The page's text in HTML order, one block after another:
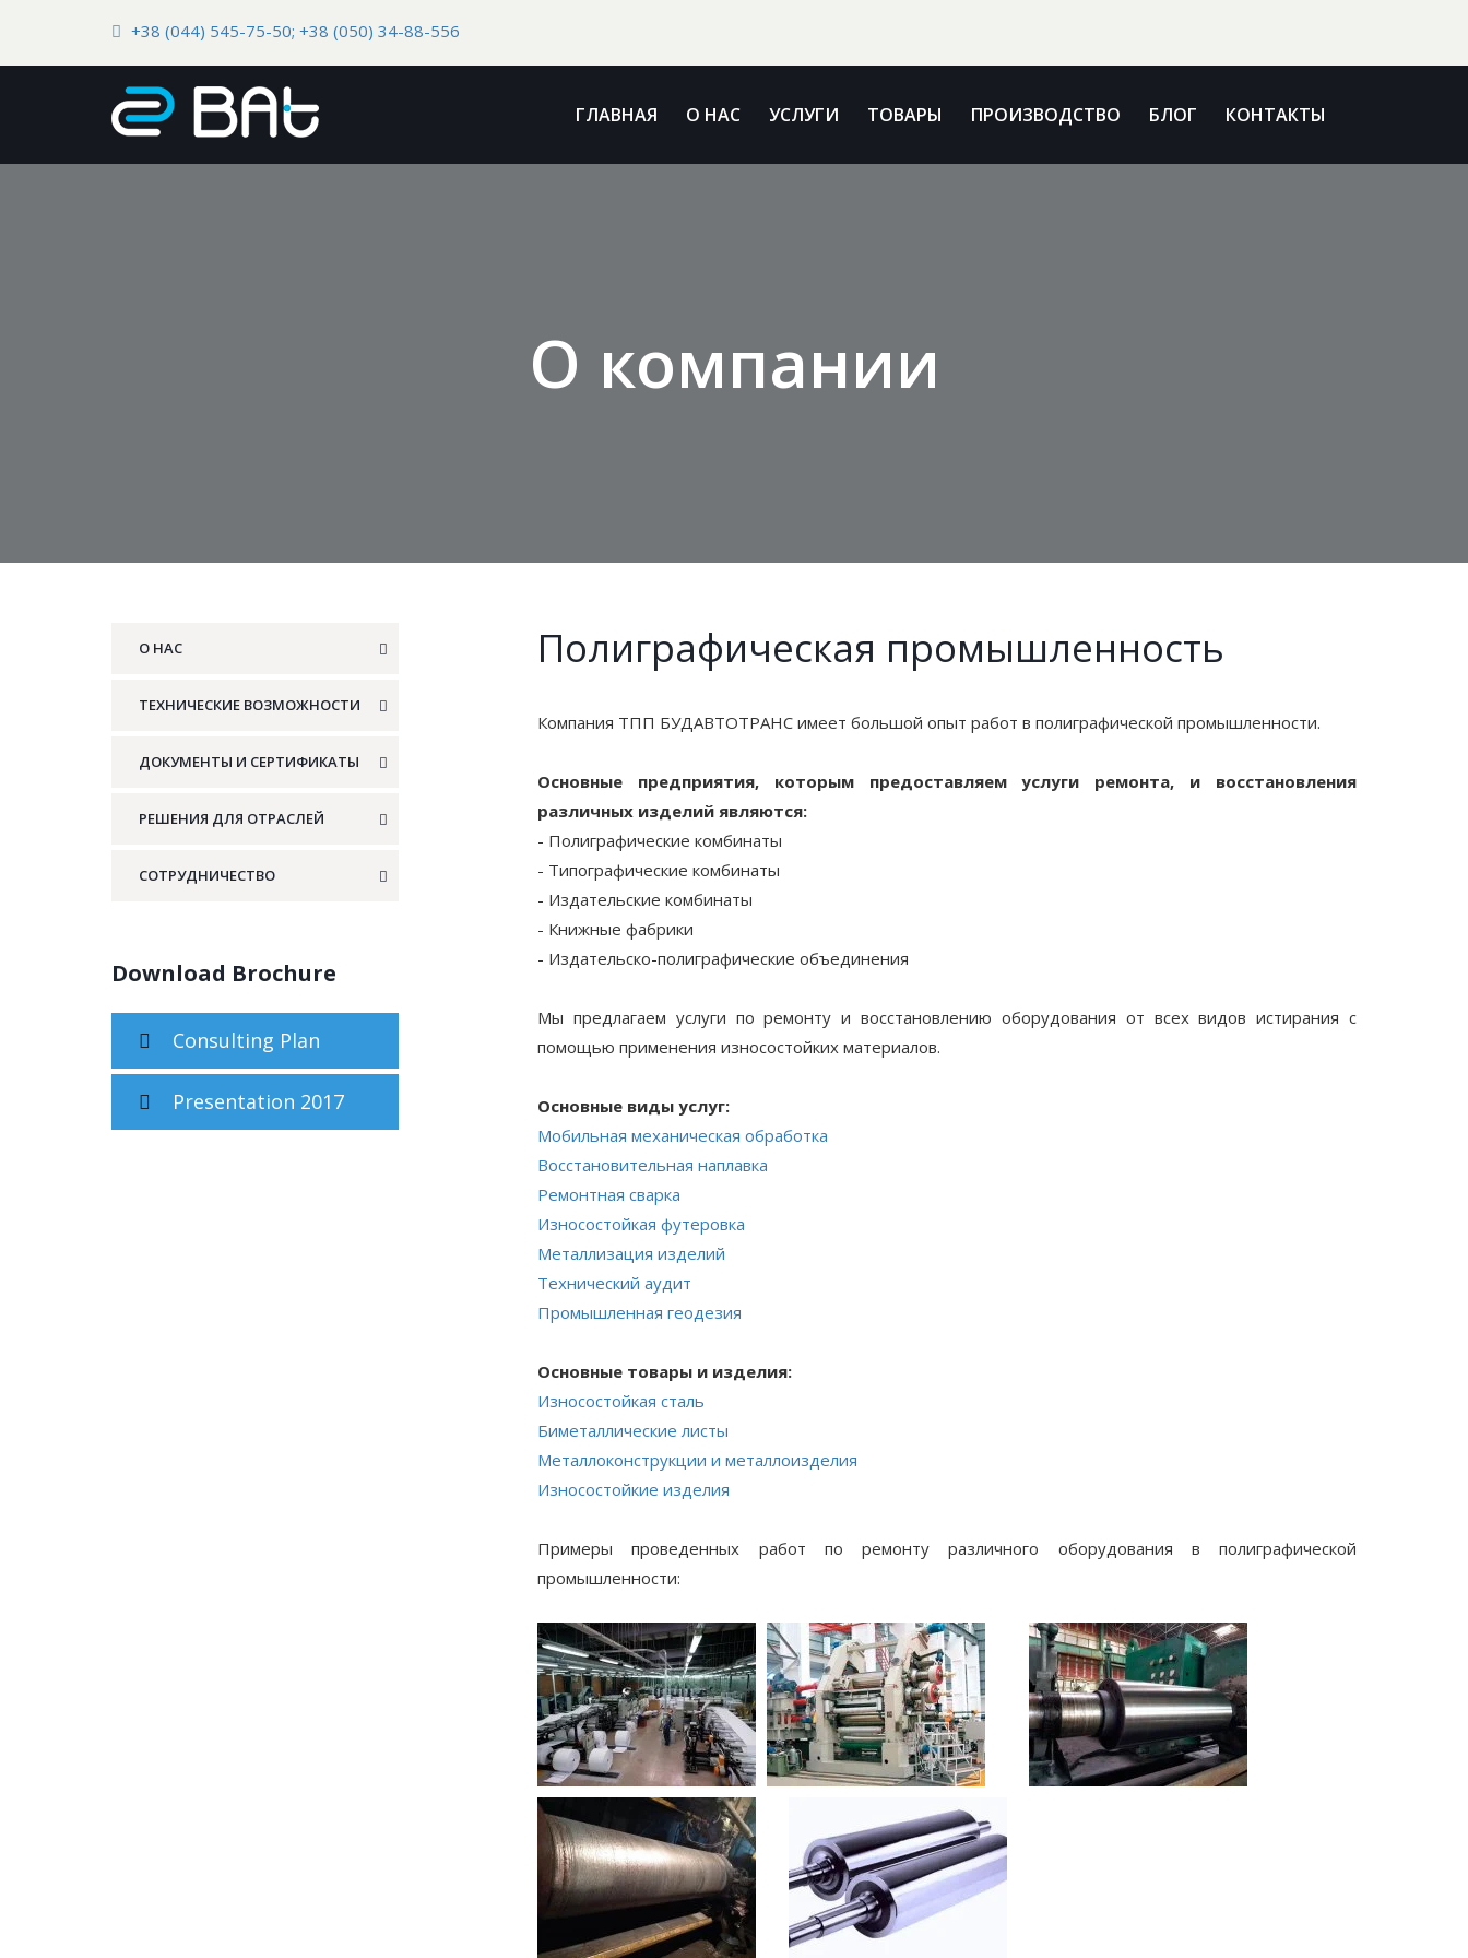
+38 (044) 545-75-50; +38 (050) 34-88-556
ГЛАВНАЯ О НАС УСЛУГИ ТОВАРЫ ПРОИЗВОДСТВО БЛОГ КОНТАКТЫ
О компании
Полиграфическая промышленность
Компания ТПП БУДАВТОТРАНС имеет большой опыт работ в полиграфической промышленности.
Основные предприятия, которым предоставляем услуги ремонта, и восстановления
различных изделий являются:
- Полиграфические комбинаты
- Типографические комбинаты
- Издательские комбинаты
- Книжные фабрики
- Издательско-полиграфические объединения
Мы предлагаем услуги по ремонту и восстановлению оборудования от всех видов истирания с
помощью применения износостойких материалов.
Основные виды услуг:
Мобильная механическая обработка
Восстановительная наплавка
Ремонтная сварка
Износостойкая футеровка
Металлизация изделий
Технический аудит
Промышленная геодезия
Основные товары и изделия:
Износостойкая сталь
Биметаллические листы
Металлоконструкции и металлоизделия
Износостойкие изделия
Примеры проведенных работ по ремонту различного оборудования в полиграфической
промышленности:
О НАС
ТЕХНИЧЕСКИЕ ВОЗМОЖНОСТИ
ДОКУМЕНТЫ И СЕРТИФИКАТЫ
РЕШЕНИЯ ДЛЯ ОТРАСЛЕЙ
СОТРУДНИЧЕСТВО
Download Brochure
Consulting Plan
Presentation 2017